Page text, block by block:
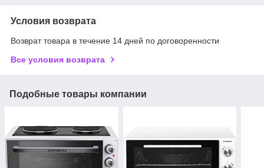
Условия возврата
Возврат товара в течение 14 дней по договоренности
Все условия возврата
Подобные товары компании